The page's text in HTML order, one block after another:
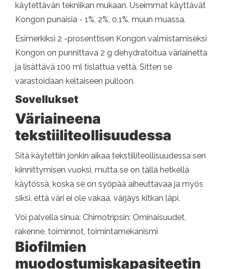
käytettävän tekniikan mukaan. Useimmat käyttävät
Kongon punaisia ​​- 1%, 2%, 0,1%, muun muassa.
Esimerkiksi 2 -prosenttisen Kongon valmistamiseksi
Kongon on punnittava 2 g dehydratoitua väriainetta
ja lisättävä 100 ml tislattua vettä. Sitten se
varastoidaan keltaiseen pulloon.
Sovellukset
Väriaineena
tekstiiliteollisuudessa
Sitä käytettiin jonkin aikaa tekstiiliteollisuudessa sen
kiinnittymisen vuoksi, mutta se on tällä hetkellä
käytössä, koska se on syöpää aiheuttavaa ja myös
siksi, että väri ei ole vakaa, värjäys kitkan läpi.
Voi palvella sinua: Chimotripsin: Ominaisuudet,
rakenne, toiminnot, toimintamekanismi
Biofilmien
muodostumiskapasiteetin